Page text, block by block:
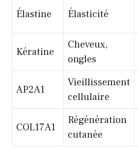
Élastine Élasticité
Kératine
Cheveux,
ongles
AP2A1
Vieillissement
cellulaire
COL17A1
Régénération
cutanée